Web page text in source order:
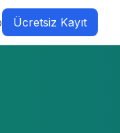
Ücretsiz Kayıt